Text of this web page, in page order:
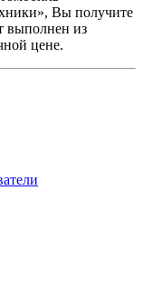
Вы получите
выполнен из
цене.